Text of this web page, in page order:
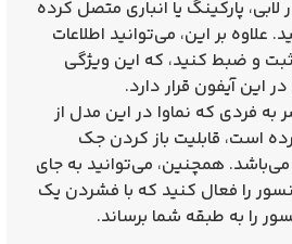
پارکینگ یا انباری متصل کرده
علاوه بر این، می‌توانید اطلاعات
ثبت و ضبط کنید، که این ویژگی
این آیفون قرار دارد.
فردی که نماوا در این مدل از
است، قابلیت باز کردن جک
می‌باشد. همچنین، می‌توانید به جای
را فعال کنید که با فشردن یک
را به طبقه شما برساند.